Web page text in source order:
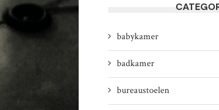
babykamer
badkamer
bureaustoelen